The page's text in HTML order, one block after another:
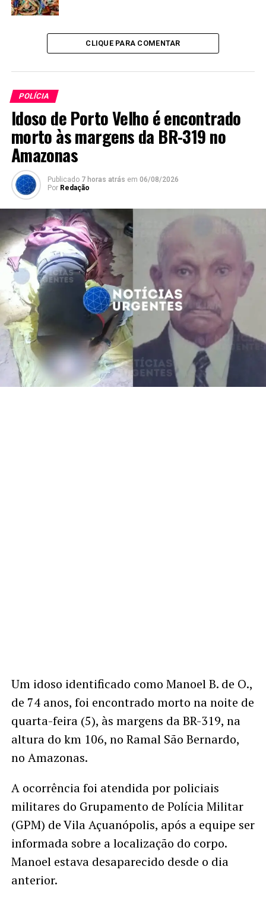
CLIQUE PARA COMENTAR
POLÍCIA
Idoso de Porto Velho é encontrado
morto às margens da BR-319 no
Amazonas
Publicado 7 horas atrás em 06/08/2026
Por Redação
Um idoso identificado como Manoel B. de O.,
de 74 anos, foi encontrado morto na noite de
quarta-feira (5), às margens da BR-319, na
altura do km 106, no Ramal São Bernardo,
no Amazonas.
A ocorrência foi atendida por policiais
militares do Grupamento de Polícia Militar
(GPM) de Vila Açuanópolis, após a equipe ser
informada sobre a localização do corpo.
Manoel estava desaparecido desde o dia
anterior.